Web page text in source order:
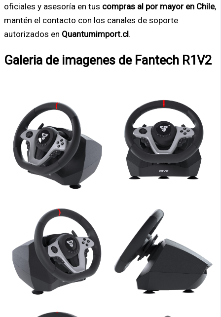
oficiales y asesoría en tus compras al por mayor en Chile,
mantén el contacto con los canales de soporte
autorizados en Quantumimport.cl.
Galeria de imagenes de Fantech R1V2